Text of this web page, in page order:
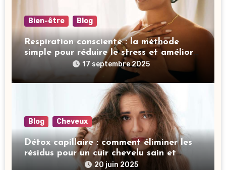
Bien-être Blog
Respiration consciente : la méthode
simple pour réduire le stress et améliorer
votre sommeil17 septembre 2025
Blog Cheveux
Détox capillaire : comment éliminer les
résidus pour un cuir chevelu sain et
20 juin 2025